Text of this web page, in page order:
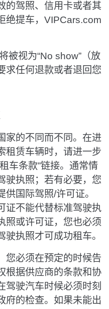
的驾照、信用卡或者其
绝提车，VIPCars.com
被视为“No show”（放
求任何退款或者退回您
家的不同而不同。在进
租赁车辆时，请进一步
车条款”链接。通常情
驶执照；若有必要，您
国际驾照/许可证。
证不能代替标准驾驶执
照或许可证，您也必须
执照才可成功租车。
您必须在预定的时候告
根据供应商的条款和协
驾驶汽车时候必须时刻
府的检查。如果未能出